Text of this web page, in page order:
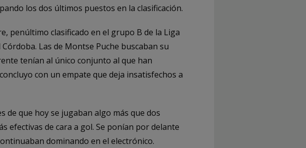
los dos últimos puestos en la clasificación.
penúltimo clasificado en el grupo B de la Liga
Las de Montse Puche buscaban su
tenían al único conjunto al que han
con un empate que deja insatisfechos a
de que hoy se jugaban algo más que dos
efectivas de cara a gol. Se ponían por delante
dominando en el electrónico.